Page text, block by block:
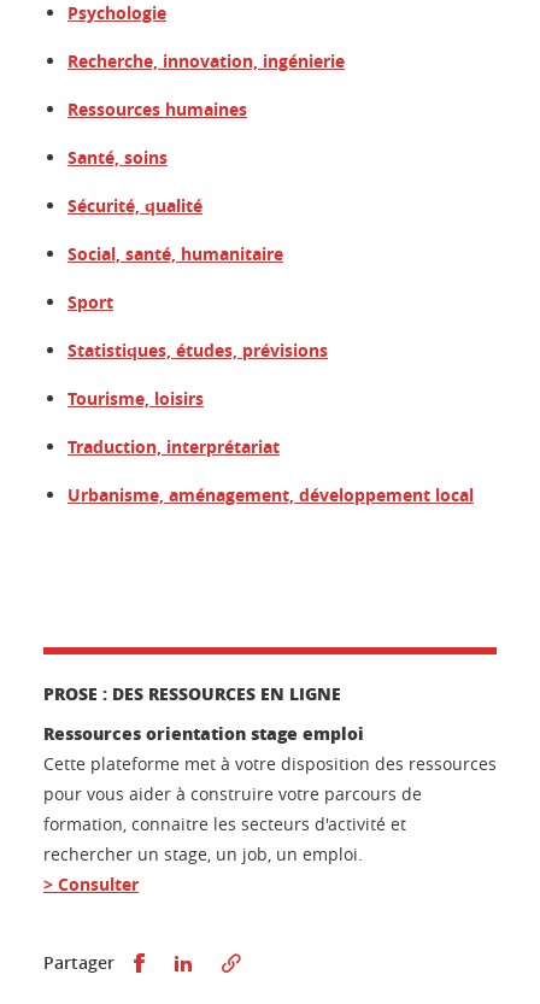
Psychologie
Recherche, innovation, ingénierie
Ressources humaines
Santé, soins
Sécurité, qualité
Social, santé, humanitaire
Sport
Statistiques, études, prévisions
Tourisme, loisirs
Traduction, interprétariat
Urbanisme, aménagement, développement local
PROSE : DES RESSOURCES EN LIGNE
Ressources orientation stage emploi
Cette plateforme met à votre disposition des ressources
pour vous aider à construire votre parcours de
formation, connaitre les secteurs d'activité et
rechercher un stage, un job, un emploi.
> Consulter
Partager Partager sur Facebook
Partager sur LinkedIn